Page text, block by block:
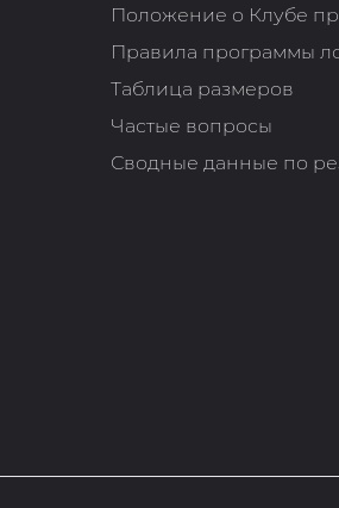
Положение о Клубе
Правила программы
Таблица размеров
Частые вопросы
Сводные данные по